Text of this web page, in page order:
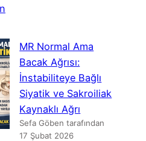
ve
Boyun
Omurgasında
MRG
Bulguları
ve
Ağrı
MR Normal Ama
Bacak Ağrısı:
İnstabiliteye Bağlı
Siyatik ve Sakroiliak
Kaynaklı Ağrı
Sefa Göben tarafından
17 Şubat 2026